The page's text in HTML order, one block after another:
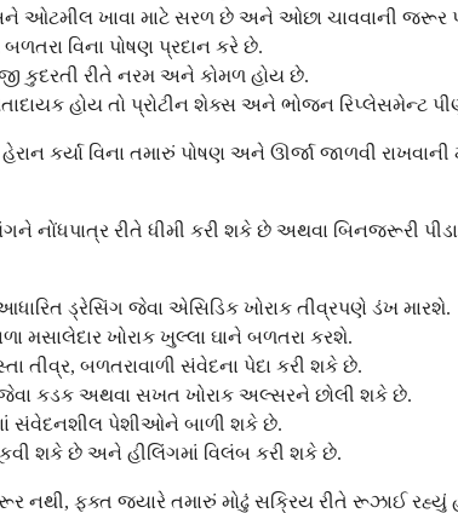
ઓટમીલ ખાવા માટે સરળ છે અને ઓછા ચાવવાની જરૂર
વિના પોષણ પ્રદાન કરે છે.
કુદરતી રીતે નરમ અને કોમળ હોય છે.
હોય તો પ્રોટીન શેક્સ અને ભોજન રિપ્લેસમેન્ટ
કર્યા વિના તમારું પોષણ અને ઊર્જા જાળવી
નોંધપાત્ર રીતે ધીમી કરી શકે છે અથવા બિનજરૂરી
ડ્રેસિંગ જેવા એસિડિક ખોરાક તીવ્રપણે ડંખ મારશે.
મસાલેદાર ખોરાક ખુલ્લા ઘાને બળતરા કરશે.
તીવ્ર, બળતરાવાળી સંવેદના પેદા કરી શકે છે.
જેવા કડક અથવા સખત ખોરાક અલ્સરને છોલી શકે છે.
સંવેદનશીલ પેશીઓને બાળી શકે છે.
શકે છે અને હીલિંગમાં વિલંબ કરી શકે છે.
નથી, ફક્ત જ્યારે તમારું મોઢું સક્રિય રીતે રૂઝાઈ